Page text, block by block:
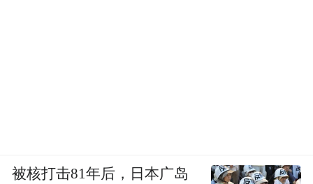
被核打击81年后，日本广岛